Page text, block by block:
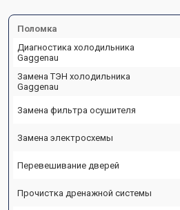
Поломка
Диагностика холодильника
Gaggenau
Замена ТЭН холодильника
Gaggenau
Замена фильтра осушителя
Замена электросхемы
Перевешивание дверей
Прочистка дренажной системы